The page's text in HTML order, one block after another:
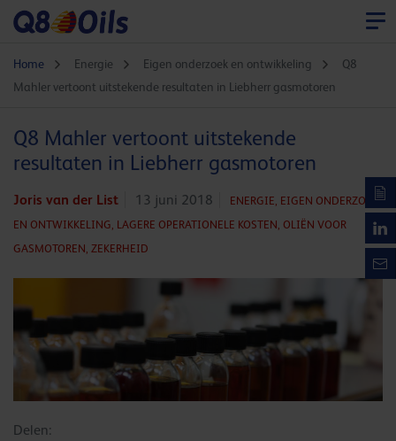
Home Energie Eigen onderzoek en ontwikkeling
Q8
Mahler vertoont uitstekende resultaten in Liebherr gasmotoren
Q8 Mahler vertoont uitstekende
resultaten in Liebherr gasmotoren
Joris van der List 13 juni 2018 ENERGIE, EIGEN ONDERZOEK
EN ONTWIKKELING, LAGERE OPERATIONELE KOSTEN, OLIËN VOOR
GASMOTOREN, ZEKERHEID
Delen: